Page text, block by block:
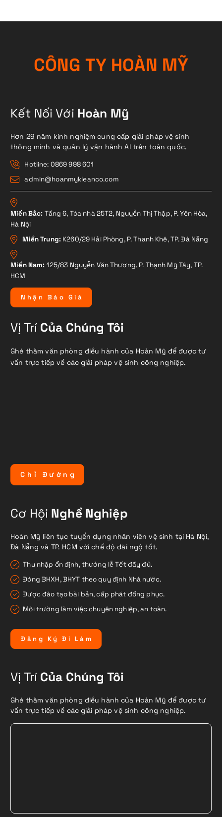
CÔNG TY HOÀN MỸ
Kết Nối Với Hoàn Mỹ
Hơn 29 năm kinh nghiệm cung cấp giải pháp vệ sinh
thông minh và quản lý vận hành AI trên toàn quốc.
Hotline: 0869 998 601
admin@hoanmykleanco.com
Miền Bắc: Tầng 6, Tòa nhà 25T2, Nguyễn Thị Thập, P. Yên Hòa,
Hà Nội
Miền Trung: K260/29 Hải Phòng, P. Thanh Khê, TP. Đà Nẵng
Miền Nam: 125/83 Nguyễn Văn Thương, P. Thạnh Mỹ Tây, TP.
HCM
N hậ n B á o G i á
Vị TríCủa Chúng Tôi
Ghé thăm văn phòng điều hành của Hoàn Mỹ để được tư
vấn trực tiếp về các giải pháp vệ sinh công nghiệp.
C h ỉ Đ ư ờ n g
Cơ Hội Nghề Nghiệp
Hoàn Mỹ liên tục tuyển dụng nhân viên vệ sinh tại Hà Nội,
Đà Nẵng và TP. HCM với chế độ đãi ngộ tốt.
Thu nhập ổn định, thưởng lễ Tết đầy đủ.
Đóng BHXH, BHYT theo quy định Nhà nước.
Được đào tạo bài bản, cấp phát đồng phục.
Môi trường làm việc chuyên nghiệp, an toàn.
Đ ă n g Ký Đ i L à m
Vị TríCủa Chúng Tôi
Ghé thăm văn phòng điều hành của Hoàn Mỹ để được tư
vấn trực tiếp về các giải pháp vệ sinh công nghiệp.